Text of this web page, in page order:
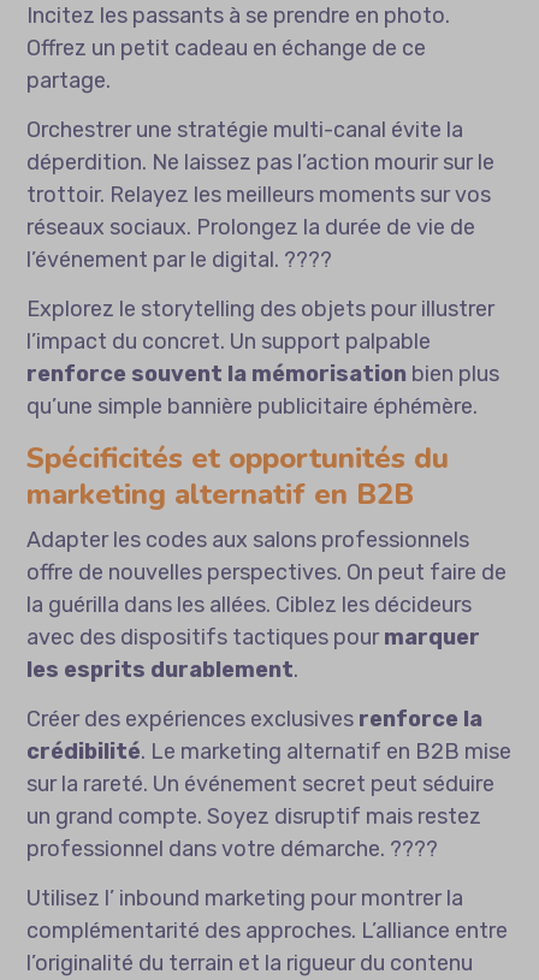
Incitez les passants à se prendre en photo.
Offrez un petit cadeau en échange de ce
partage.
Orchestrer une stratégie multi-canal évite la
déperdition. Ne laissez pas l’action mourir sur le
trottoir. Relayez les meilleurs moments sur vos
réseaux sociaux. Prolongez la durée de vie de
l’événement par le digital. ????
Explorez le storytelling des objets pour illustrer
l’impact du concret. Un support palpable
renforce souvent la mémorisation bien plus
qu’une simple bannière publicitaire éphémère.
Spécificités et opportunités du
marketing alternatif en B2B
Adapter les codes aux salons professionnels
offre de nouvelles perspectives. On peut faire de
la guérilla dans les allées. Ciblez les décideurs
avec des dispositifs tactiques pourmarquer
les esprits durablement.
Créer des expériences exclusives renforce la
crédibilité. Le marketing alternatif en B2B mise
sur la rareté. Un événement secret peut séduire
un grand compte. Soyez disruptif mais restez
professionnel dans votre démarche. ????
Utilisez l’ inbound marketing pour montrer la
complémentarité des approches. L’alliance entre
l’originalité du terrain et la rigueur du contenu